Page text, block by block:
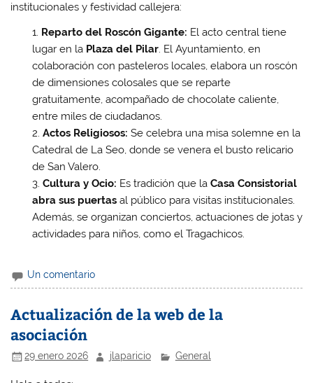
institucionales y festividad callejera:
Reparto del Roscón Gigante: El acto central tiene
lugar en la Plaza del Pilar. El Ayuntamiento, en
colaboración con pasteleros locales, elabora un roscón
de dimensiones colosales que se reparte
gratuitamente, acompañado de chocolate caliente,
entre miles de ciudadanos.
Actos Religiosos: Se celebra una misa solemne en la
Catedral de La Seo, donde se venera el busto relicario
de San Valero.
Cultura y Ocio: Es tradición que la Casa Consistorial
abra sus puertasal público para visitas institucionales.
Además, se organizan conciertos, actuaciones de jotas y
actividades para niños, como el Tragachicos.
Un comentario
Actualización de la web de la
asociación
29 enero 2026 jlaparicio General